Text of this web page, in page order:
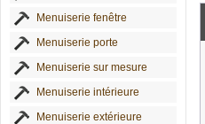
Menuiserie fenêtre
Menuiserie porte
Menuiserie sur mesure
Menuiserie intérieure
Menuiserie extérieure